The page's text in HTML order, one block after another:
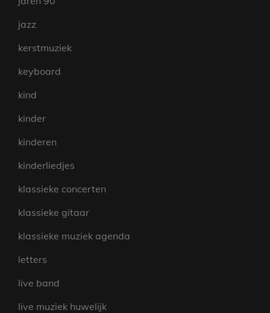
jazz
kerstmuziek
keyboard
kind
kinder
kinderen
kinderliedjes
klassieke concerten
klassieke gitaar
klassieke muziek agenda
letters
live band
live muziek huwelijk